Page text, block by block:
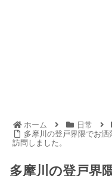
ホーム 日常
多摩川の登戸界隈でお
訪問しました。
多摩川の登戸界